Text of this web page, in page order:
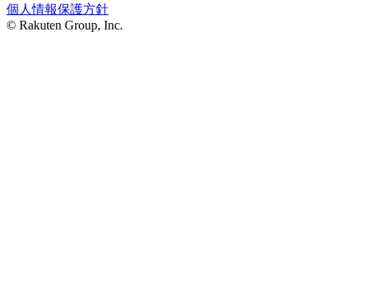
個人情報保護方針
© Rakuten Group, Inc.